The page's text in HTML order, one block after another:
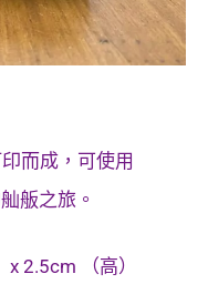
而成，可使用
舨之旅。
2.5cm （高）